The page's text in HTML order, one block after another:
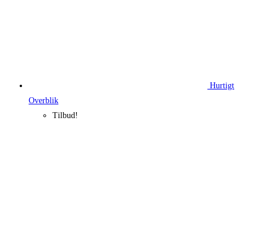
Hurtigt
Overblik
Tilbud!